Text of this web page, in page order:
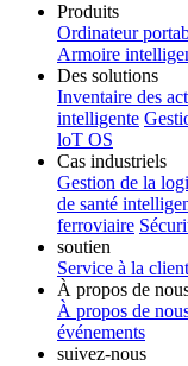
Pour améliorer la
la gestion,
la solution de
significatives,
mobiles.
Produits
Ordinateur
Armoire
Des solutions
Inventaire des
intelligente
loT OS
Cas industriels
Gestion de la
de santé
ferroviaire
soutien
Service à la
À propos de
À propos de
événements
suivez-nous